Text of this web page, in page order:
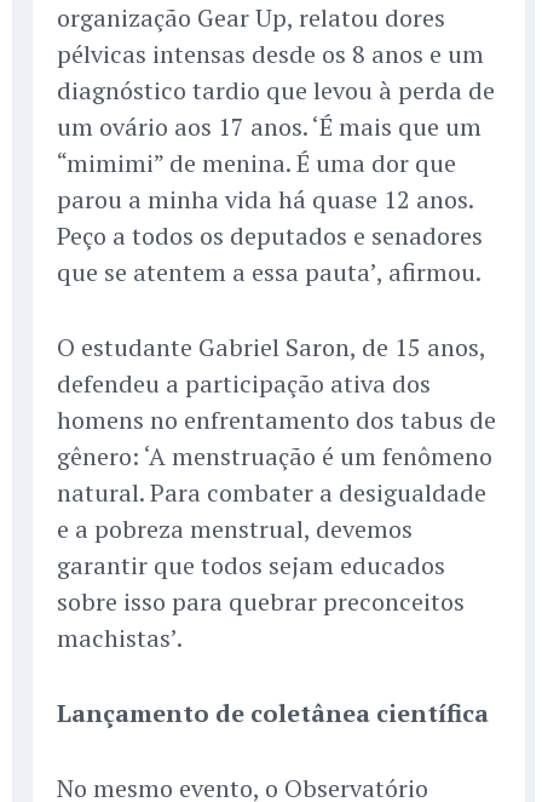
organização Gear Up, relatou dores
pélvicas intensas desde os 8 anos e um
diagnóstico tardio que levou à perda de
um ovário aos 17 anos. ‘É mais que um
“mimimi” de menina. É uma dor que
parou a minha vida há quase 12 anos.
Peço a todos os deputados e senadores
que se atentem a essa pauta’, afirmou.
O estudante Gabriel Saron, de 15 anos,
defendeu a participação ativa dos
homens no enfrentamento dos tabus de
gênero: ‘A menstruação é um fenômeno
natural. Para combater a desigualdade
e a pobreza menstrual, devemos
garantir que todos sejam educados
sobre isso para quebrar preconceitos
machistas’.
Lançamento de coletânea científica
No mesmo evento, o Observatório